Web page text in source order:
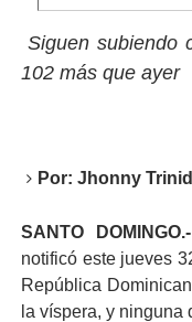
Siguen subiendo
102 más que ayer
Por: Jhonny
SANTO
notificó este jueves
República
la víspera, y ninguna